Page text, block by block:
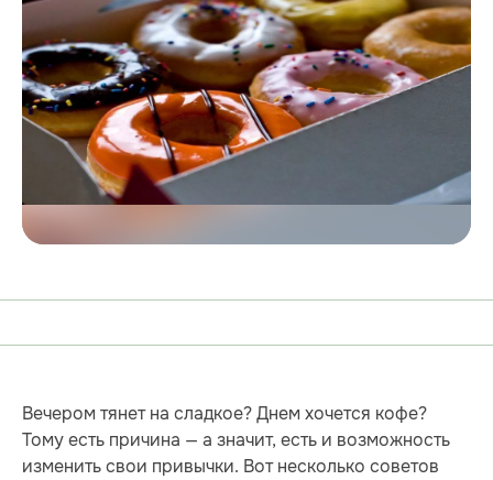
Вечером тянет на сладкое? Днем хочется кофе?
Тому есть причина — а значит, есть и возможность
изменить свои привычки. Вот несколько советов